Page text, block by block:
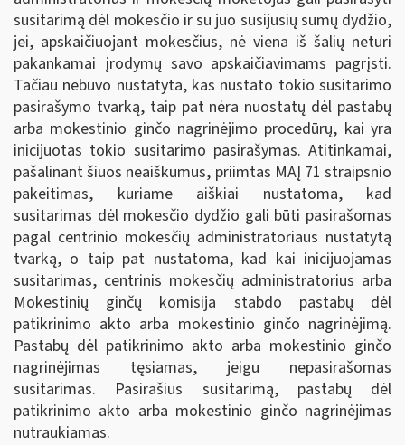
susitarimą dėl mokesčio ir su juo susijusių sumų dydžio,
jei, apskaičiuojant mokesčius, nė viena iš šalių neturi
pakankamai įrodymų savo apskaičiavimams pagrįsti.
Tačiau nebuvo nustatyta, kas nustato tokio susitarimo
pasirašymo tvarką, taip pat nėra nuostatų dėl pastabų
arba mokestinio ginčo nagrinėjimo procedūrų, kai yra
inicijuotas tokio susitarimo pasirašymas. Atitinkamai,
pašalinant šiuos neaiškumus, priimtas MAĮ 71 straipsnio
pakeitimas, kuriame aiškiai nustatoma, kad
susitarimas dėl mokesčio dydžio gali būti pasirašomas
pagal centrinio mokesčių administratoriaus nustatytą
tvarką, o taip pat nustatoma, kad kai inicijuojamas
susitarimas, centrinis mokesčių administratorius arba
Mokestinių ginčų komisija stabdo pastabų dėl
patikrinimo akto arba mokestinio ginčo nagrinėjimą.
Pastabų dėl patikrinimo akto arba mokestinio ginčo
nagrinėjimas tęsiamas, jeigu nepasirašomas
susitarimas. Pasirašius susitarimą, pastabų dėl
patikrinimo akto arba mokestinio ginčo nagrinėjimas
nutraukiamas.